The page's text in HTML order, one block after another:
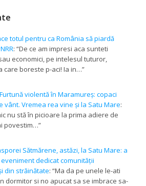
totul pentru ca România să piardă
: “De ce am impresi aca sunteti
economici, pe intelesul tuturor,
care boreste p-aci! Ia in…”
Furtună violentă în Maramureș: copaci
vânt. Vremea rea vine și la Satu Mare:
nu stă în picioare la prima adiere de
povestim…”
Sătmărene, astăzi, la Satu Mare: a
dedicat comunității
din străinătate: “Ma da pe unele le-ati
dormitor si no apucat sa se imbrace sa-